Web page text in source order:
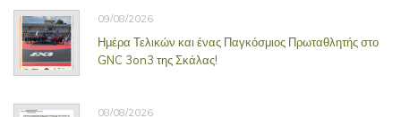
09/08/2026
Ημέρα Τελικών και ένας Παγκόσμιος Πρωταθλητής στο
GNC 3on3 της Σκάλας!
08/08/2026